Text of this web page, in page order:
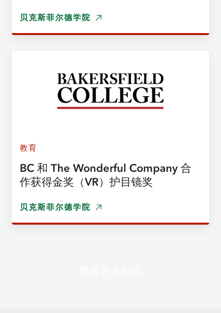
贝克斯菲尔德学院
教育
BC 和 The Wonderful Company 合
作获得金奖（VR）护目镜奖
贝克斯菲尔德学院